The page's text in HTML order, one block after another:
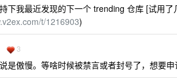
下我最近发现的下一个 trending 仓库 [试用
t/1216903)
3
是傲慢。等啥时候被禁言或者封号了，想要申